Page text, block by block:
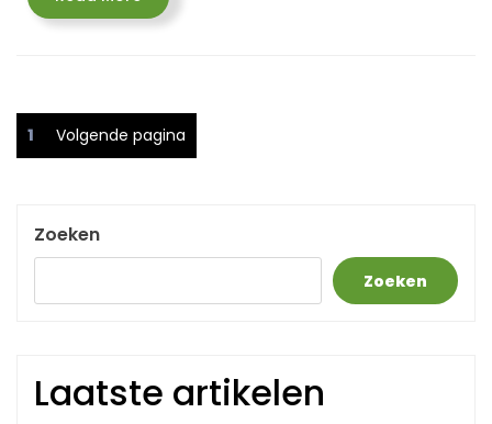
More
Posts
pagination
Pagina
1 Volgende pagina
Zoeken
Zoeken
Laatste artikelen